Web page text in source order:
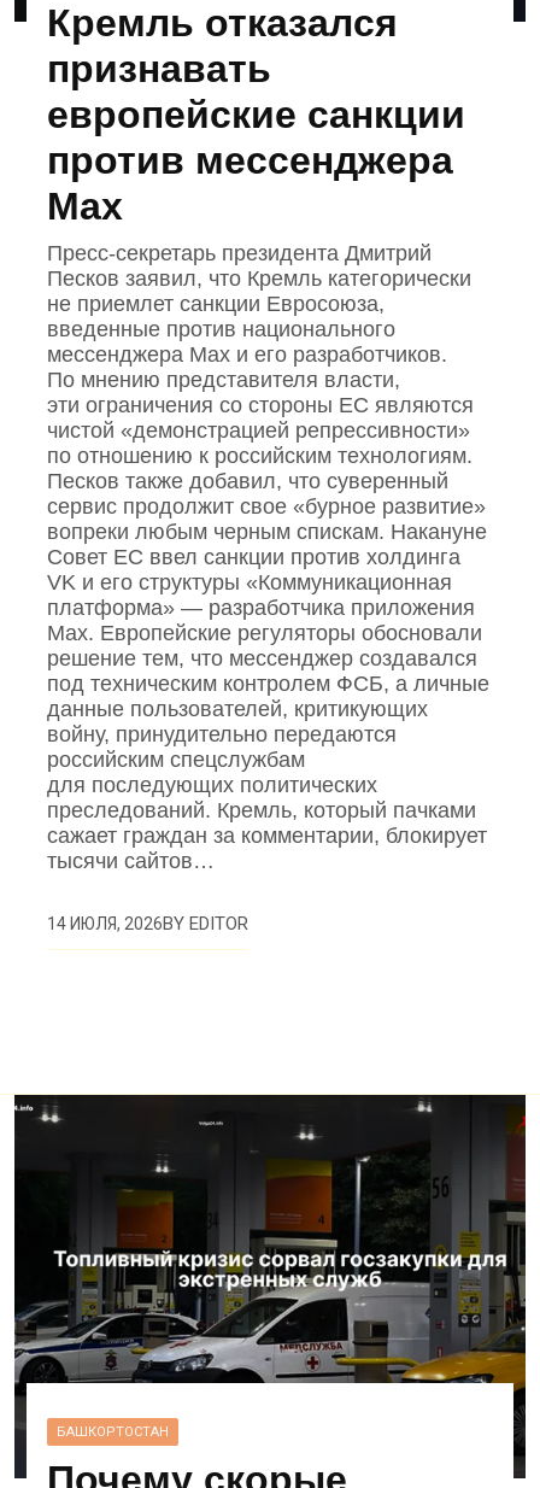
Кремль отказался
признавать
европейские санкции
против мессенджера
Max
Пресс‑секретарь президента Дмитрий
Песков заявил, что Кремль категорически
не приемлет санкции Евросоюза,
введенные против национального
мессенджера Mах и его разработчиков.
По мнению представителя власти,
эти ограничения со стороны ЕС являются
чистой «демонстрацией репрессивности»
по отношению к российским технологиям.
Песков также добавил, что суверенный
сервис продолжит свое «бурное развитие»
вопреки любым черным спискам. Накануне
Совет ЕС ввел санкции против холдинга
VK и его структуры «Коммуникационная
платформа» — разработчика приложения
Mах. Европейские регуляторы обосновали
решение тем, что мессенджер создавался
под техническим контролем ФСБ, а личные
данные пользователей, критикующих
войну, принудительно передаются
российским спецслужбам
для последующих политических
преследований. Кремль, который пачками
сажает граждан за комментарии, блокирует
тысячи сайтов…
14 ИЮЛЯ, 2026BYEDITOR
БАШКОРТОСТАН